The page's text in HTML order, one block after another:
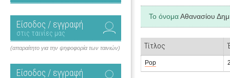
Είσοδος / εγγραφή
στις ταινίες μας
(απαραίτητο για την ψηφοφορία των ταινιών)
Είσοδος / εγγραφή
Το όνομαΑθανασίου
Τίτλος
Pop